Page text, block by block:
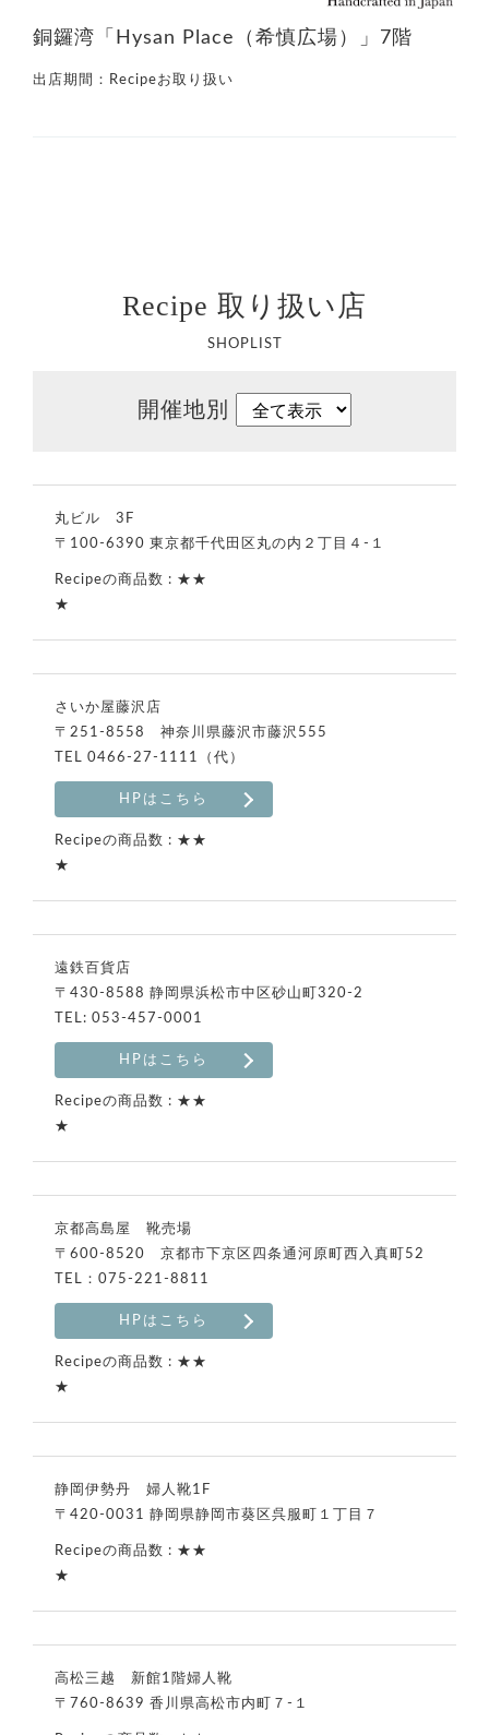
銅鑼湾「Hysan Place（希慎広場）」7階
出店期間： Recipeお取り扱い
Recipe 取り扱い店
SHOPLIST
丸ビル 3F
〒100-6390 東京都千代田区丸の内２丁目４-１
★★
★
さいか屋藤沢店
〒251-8558 神奈川県藤沢市藤沢555
TEL 0466-27-1111 （代）
HPはこちら
★★
★
遠鉄百貨店
〒430-8588 静岡県浜松市中区砂山町320-2
TEL: 053-457-0001
HPはこちら
★★
★
京都高島屋 靴売場
〒600-8520 京都市下京区四条通河原町西入真町52
TEL：075-221-8811
HPはこちら
★★
★
静岡伊勢丹 婦人靴1F
〒420-0031 静岡県静岡市葵区呉服町１丁目７
★★
★
高松三越 新館1階婦人靴
〒760-8639 香川県高松市内町７-１
開催地別